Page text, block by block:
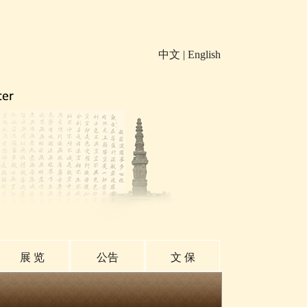
中文 | English
展 览 公告 文 保